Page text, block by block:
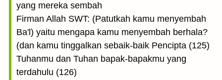
yang mereka sembah
Firman Allah SWT: (Patutkah kamu menyembah
Ba'l) yaitu mengapa kamu menyembah berhala?
(dan kamu tinggalkan sebaik-baik Pencipta (125)
Tuhanmu dan Tuhan bapak-bapakmu yang
terdahulu (126)